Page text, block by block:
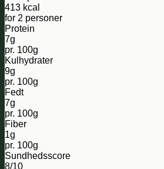
413 kcal
for 2 personer
Protein
7g
pr. 100g
Kulhydrater
9g
pr. 100g
Fedt
7g
pr. 100g
Fiber
1g
pr. 100g
Sundhedsscore
8/10